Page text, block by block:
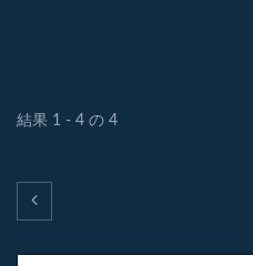
結果 1 - 4 の 4